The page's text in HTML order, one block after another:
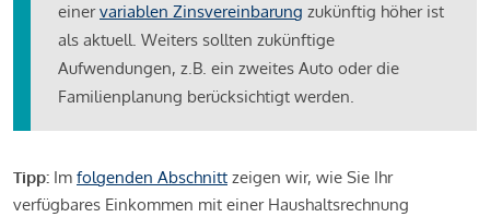
einervariablen Zinsvereinbarung zukünftig höher ist
als aktuell. Weiters sollten zukünftige
Aufwendungen, z.B. ein zweites Auto oder die
Familienplanung berücksichtigt werden.
Tipp: Im folgenden Abschnitt zeigen wir, wie Sie Ihr
verfügbares Einkommen mit einer Haushaltsrechnung